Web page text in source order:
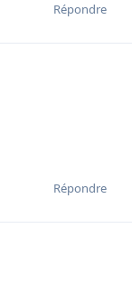
Répondre
Répondre